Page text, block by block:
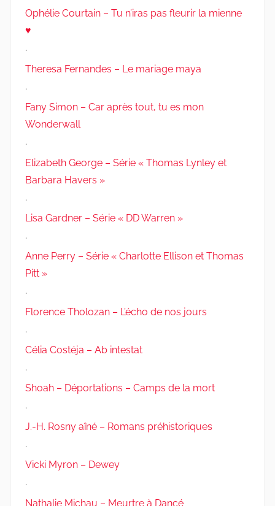
Ophélie Courtain – Tu n’iras pas fleurir la mienne
♥
.
Theresa Fernandes – Le mariage maya
.
Fany Simon – Car après tout, tu es mon
Wonderwall
.
Elizabeth George – Série « Thomas Lynley et
Barbara Havers »
.
Lisa Gardner – Série « DD Warren »
.
Anne Perry – Série « Charlotte Ellison et Thomas
Pitt »
.
Florence Tholozan – L’écho de nos jours
.
Célia Costéja – Ab intestat
.
Shoah – Déportations – Camps de la mort
.
J.-H. Rosny aîné – Romans préhistoriques
.
Vicki Myron – Dewey
.
Nathalie Michau – Meurtre à Dancé